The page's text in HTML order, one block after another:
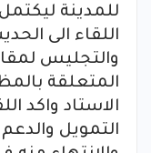
للمدينة
اللقاء الى
والتجليس
المتعلقة
الاستاد واكد
التمويل